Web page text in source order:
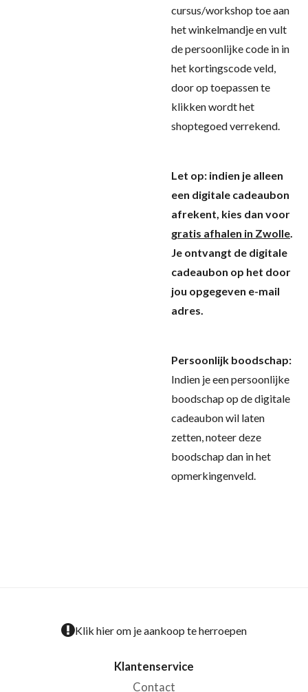
cursus/workshop toe aan
het winkelmandje en vult
de persoonlijke code in in
het kortingscode veld,
door op toepassen te
klikken wordt het
shoptegoed verrekend.
Let op: indien je alleen
een digitale cadeaubon
afrekent, kies dan voor
gratis afhalen in Zwolle.
Je ontvangt de digitale
cadeaubon op het door
jou opgegeven e-mail
adres.
Persoonlijk boodschap:
Indien je een persoonlijke
boodschap op de digitale
cadeaubon wil laten
zetten, noteer deze
boodschap dan in het
opmerkingenveld.
Klik hier om je aankoop te herroepen
Klantenservice
Contact